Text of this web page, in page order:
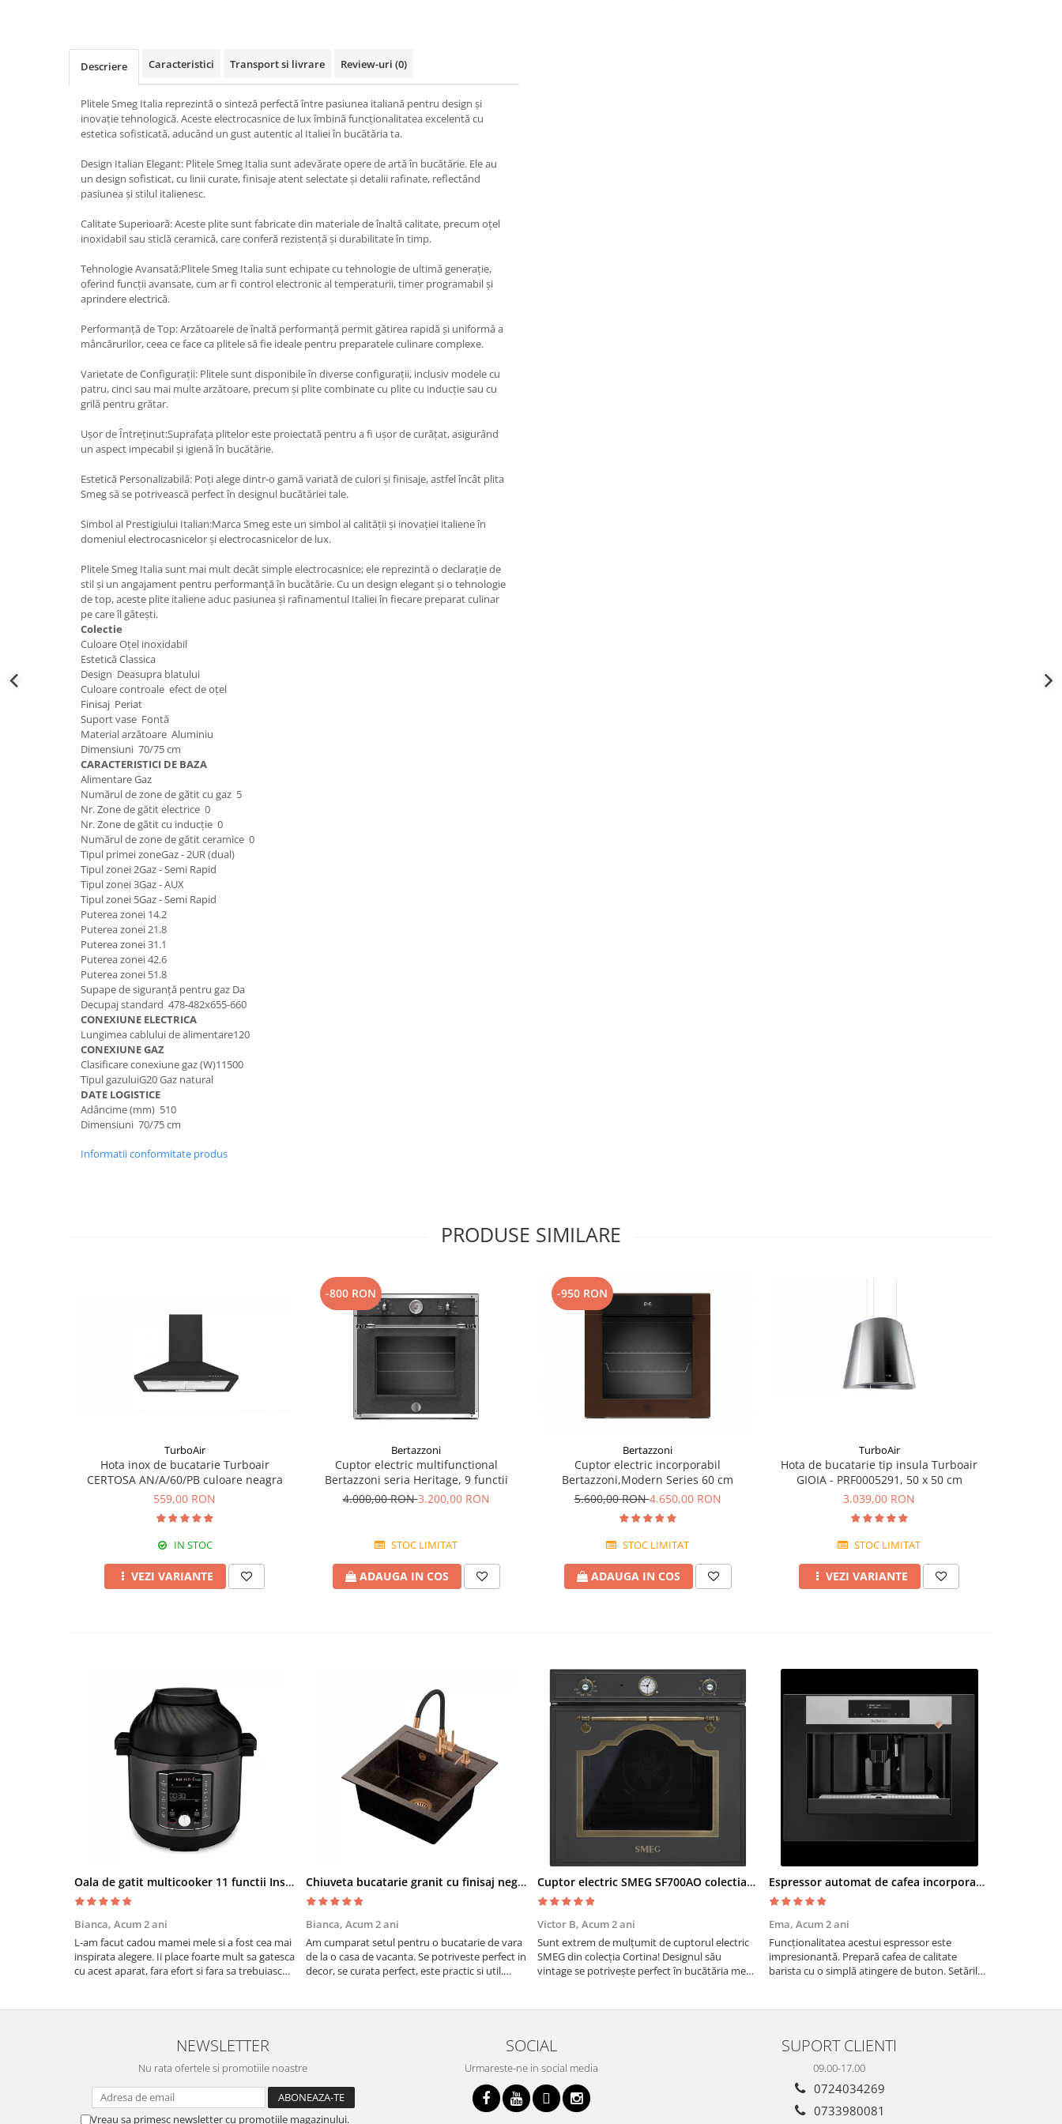
Descriere Caracteristici Transport si livrare Review-uri (0)
Plitele Smeg Italia reprezintă o sinteză perfectă între pasiunea italiană pentru design și
inovație tehnologică. Aceste electrocasnice de lux îmbină funcționalitatea excelentă cu
estetica sofisticată, aducând un gust autentic al Italiei în bucătăria ta.
Design Italian Elegant: Plitele Smeg Italia sunt adevărate opere de artă în bucătărie. Ele au
un design sofisticat, cu linii curate, finisaje atent selectate și detalii rafinate, reflectând
pasiunea și stilul italienesc.
Calitate Superioară: Aceste plite sunt fabricate din materiale de înaltă calitate, precum oțel
inoxidabil sau sticlă ceramică, care conferă rezistență și durabilitate în timp.
Tehnologie Avansată:Plitele Smeg Italia sunt echipate cu tehnologie de ultimă generație,
oferind funcții avansate, cum ar fi control electronic al temperaturii, timer programabil și
aprindere electrică.
Performanță de Top: Arzătoarele de înaltă performanță permit gătirea rapidă și uniformă a
mâncărurilor, ceea ce face ca plitele să fie ideale pentru preparatele culinare complexe.
Varietate de Configurații: Plitele sunt disponibile în diverse configurații, inclusiv modele cu
patru, cinci sau mai multe arzătoare, precum și plite combinate cu plite cu inducție sau cu
grilă pentru grătar.
Ușor de Întreținut:Suprafața plitelor este proiectată pentru a fi ușor de curățat, asigurând
un aspect impecabil și igienă în bucătărie.
Estetică Personalizabilă: Poți alege dintr-o gamă variată de culori și finisaje, astfel încât plita
Smeg să se potrivească perfect în designul bucătăriei tale.
Simbol al Prestigiului Italian:Marca Smeg este un simbol al calității și inovației italiene în
domeniul electrocasnicelor și electrocasnicelor de lux.
Plitele Smeg Italia sunt mai mult decât simple electrocasnice; ele reprezintă o declarație de
stil și un angajament pentru performanță în bucătărie. Cu un design elegant și o tehnologie
de top, aceste plite italiene aduc pasiunea și rafinamentul Italiei în fiecare preparat culinar
pe care îl gătești.
Colectie
Culoare Oțel inoxidabil
Estetică Classica
Design Deasupra blatului
Culoare controale efect de oțel
Finisaj Periat
Suport vase Fontă
Material arzătoare Aluminiu
Dimensiuni 70/75 cm
CARACTERISTICI DE BAZA
Alimentare Gaz
Numărul de zone de gătit cu gaz 5
Nr. Zone de gătit electrice 0
Nr. Zone de gătit cu inducție 0
Numărul de zone de gătit ceramice 0
Tipul primei zoneGaz - 2UR (dual)
Tipul zonei 2Gaz - Semi Rapid
Tipul zonei 3Gaz - AUX
Tipul zonei 5Gaz - Semi Rapid
Puterea zonei 14.2
Puterea zonei 21.8
Puterea zonei 31.1
Puterea zonei 42.6
Puterea zonei 51.8
Supape de siguranță pentru gaz Da
Decupaj standard 478-482x655-660
CONEXIUNE ELECTRICA
Lungimea cablului de alimentare120
CONEXIUNE GAZ
Clasificare conexiune gaz (W)11500
Tipul gazuluiG20 Gaz natural
DATE LOGISTICE
Adâncime (mm) 510
Dimensiuni 70/75 cm
Informatii conformitate produs
PRODUSE SIMILARE
TurboAir
Hota inox de bucatarie Turboair
CERTOSA AN/A/60/PB culoare neagra
559,00 RON
IN STOC
VEZI VARIANTE
-800 RON
Bertazzoni
Cuptor electric multifunctional
Bertazzoni seria Heritage, 9 functii
4.000,00 RON3.200,00 RON
STOC LIMITAT
ADAUGA IN COS
-950 RON
Bertazzoni
Cuptor electric incorporabil
Bertazzoni,Modern Series 60 cm
5.600,00 RON4.650,00 RON
STOC LIMITAT
ADAUGA IN COS
TurboAir
Hota de bucatarie tip insula Turboair
GIOIA - PRF0005291, 50 x 50 cm
3.039,00 RON
STOC LIMITAT
VEZI VARIANTE
Oala de gatit multicooker 11 functii Instant Pot Pro Crisp 8 + Air Fryer 7.6 lt
Bianca, Acum 2 ani
L-am facut cadou mamei mele si a fost cea mai
inspirata alegere. Ii place foarte mult sa gatesca
cu acest aparat, fara efort si fara sa trebuiasca
Chiuveta bucatarie granit cu finisaj negru perlat/cupru Steingran Art Copper cu dozator si baterie Quadron
Bianca, Acum 2 ani
Am cumparat setul pentru o bucatarie de vara
de la o casa de vacanta. Se potriveste perfect in
decor, se curata perfect, este practic si util.
Cuptor electric SMEG SF700AO colectia Cortina
Victor B, Acum 2 ani
Sunt extrem de mulțumit de cuptorul electric
SMEG din colecția Cortina! Designul său
vintage se potrivește perfect în bucătăria mea,
Espressor automat de cafea incorporabil De Dietrich Platinum
Ema, Acum 2 ani
Funcționalitatea acestui espressor este
impresionantă. Prepară cafea de calitate
barista cu o simplă atingere de buton. Setările
pentru a sa...
gospodărie!
NEWSLETTER
Nu rata ofertele si promotiile noastre
Vreau sa primesc newsletter cu promotiile magazinului.
SOCIAL
Urmareste-ne in social media
SUPORT CLIENTI
09.00-17.00
0724034269
0733980081